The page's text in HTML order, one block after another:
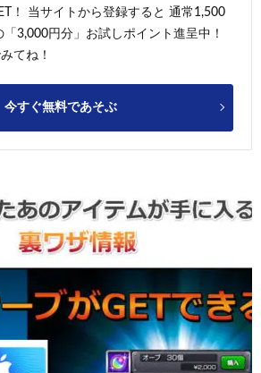
！ 当サイトから登録すると 通常1,500
3,000円分」お試しポイント進呈中！
てね！
今すぐ無料であそぶ